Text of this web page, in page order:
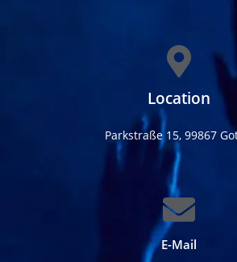
Location
Parkstraße 15, 99867
E-Mail